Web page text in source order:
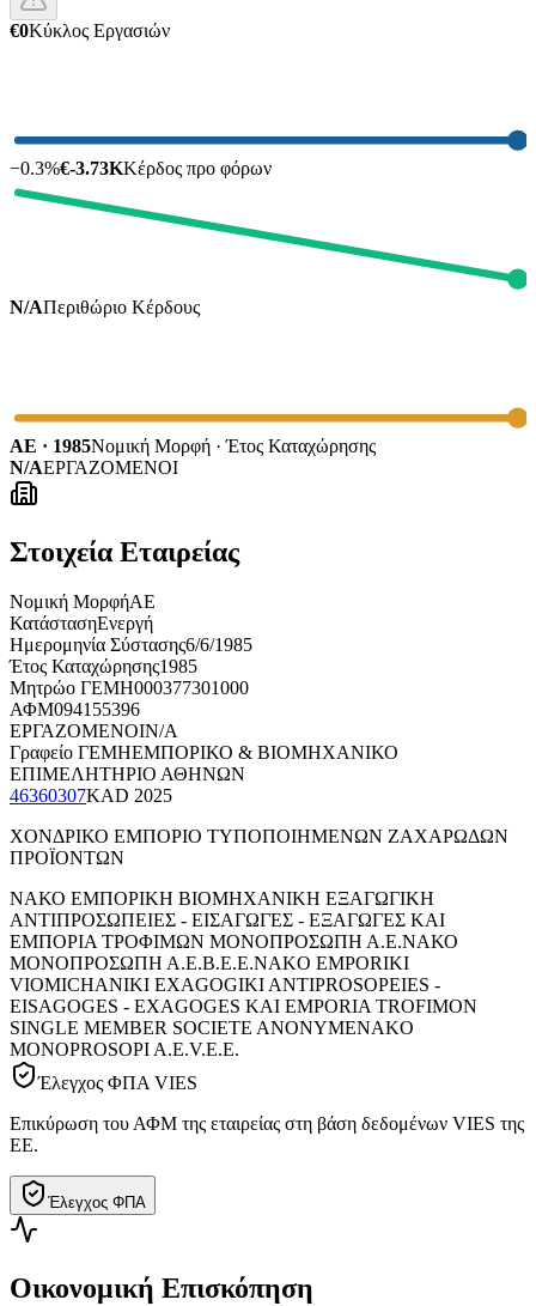
€0Κύκλος Εργασιών
−0.3%€-3.73KΚέρδος προ φόρων
N/AΠεριθώριο Κέρδους
ΑΕ · 1985Νομική Μορφή · Έτος Καταχώρησης
N/AΕΡΓΑΖΟΜΕΝΟΙ
Στοιχεία Εταιρείας
Νομική ΜορφήΑΕ
ΚατάστασηΕνεργή
Ημερομηνία Σύστασης6/6/1985
Έτος Καταχώρησης1985
Μητρώο ΓΕΜΗ000377301000
ΑΦΜ094155396
ΕΡΓΑΖΟΜΕΝΟΙN/A
Γραφείο ΓΕΜΗΕΜΠΟΡΙΚΟ & ΒΙΟΜΗΧΑΝΙΚΟ
ΕΠΙΜΕΛΗΤΗΡΙΟ ΑΘΗΝΩΝ
46360307KAD 2025
ΧΟΝΔΡΙΚΟ ΕΜΠΟΡΙΟ ΤΥΠΟΠΟΙΗΜΕΝΩΝ ΖΑΧΑΡΩΔΩΝ
ΠΡΟΪΟΝΤΩΝ
ΝΑΚΟ ΕΜΠΟΡΙΚΗ ΒΙΟΜΗΧΑΝΙΚΗ ΕΞΑΓΩΓΙΚΗ
ΑΝΤΙΠΡΟΣΩΠΕΙΕΣ - ΕΙΣΑΓΩΓΕΣ - ΕΞΑΓΩΓΕΣ ΚΑΙ
ΕΜΠΟΡΙΑ ΤΡΟΦΙΜΩΝ ΜΟΝΟΠΡΟΣΩΠΗ Α.Ε.ΝΑΚΟ
ΜΟΝΟΠΡΟΣΩΠΗ Α.Ε.Β.Ε.Ε.NAKO EMPORIKI
VIOMICHANIKI EXAGOGIKI ANTIPROSOPEIES -
EISAGOGES - EXAGOGES KAI EMPORIA TROFIMON
SINGLE MEMBER SOCIETE ANONYMENAKO
MONOPROSOPI A.E.V.E.E.
Έλεγχος ΦΠΑ VIES
Επικύρωση του ΑΦΜ της εταιρείας στη βάση δεδομένων VIES της
ΕΕ.
Έλεγχος ΦΠΑ
Οικονομική Επισκόπηση